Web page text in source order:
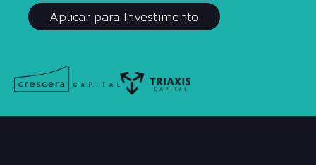
Aplicar para Investimento